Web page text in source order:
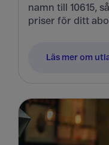
namn till 10615,
priser för ditt
Läs mer om